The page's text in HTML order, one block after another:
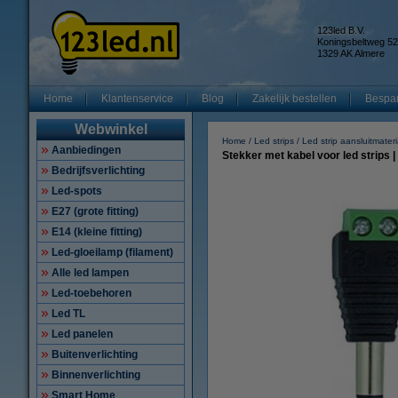
123led B.V.
Koningsbeltweg 52
1329 AK Almere
Home Klantenservice Blog Zakelijk bestellen
Webwinkel
Aanbiedingen
Bedrijfsverlichting
Led-spots
E27 (grote fitting)
E14 (kleine fitting)
Led-gloeilamp (filament)
Alle led lampen
Led-toebehoren
Led TL
Led panelen
Buitenverlichting
Binnenverlichting
Smart Home
Home Led strips Led strip
Stekker met kabel voor led strips